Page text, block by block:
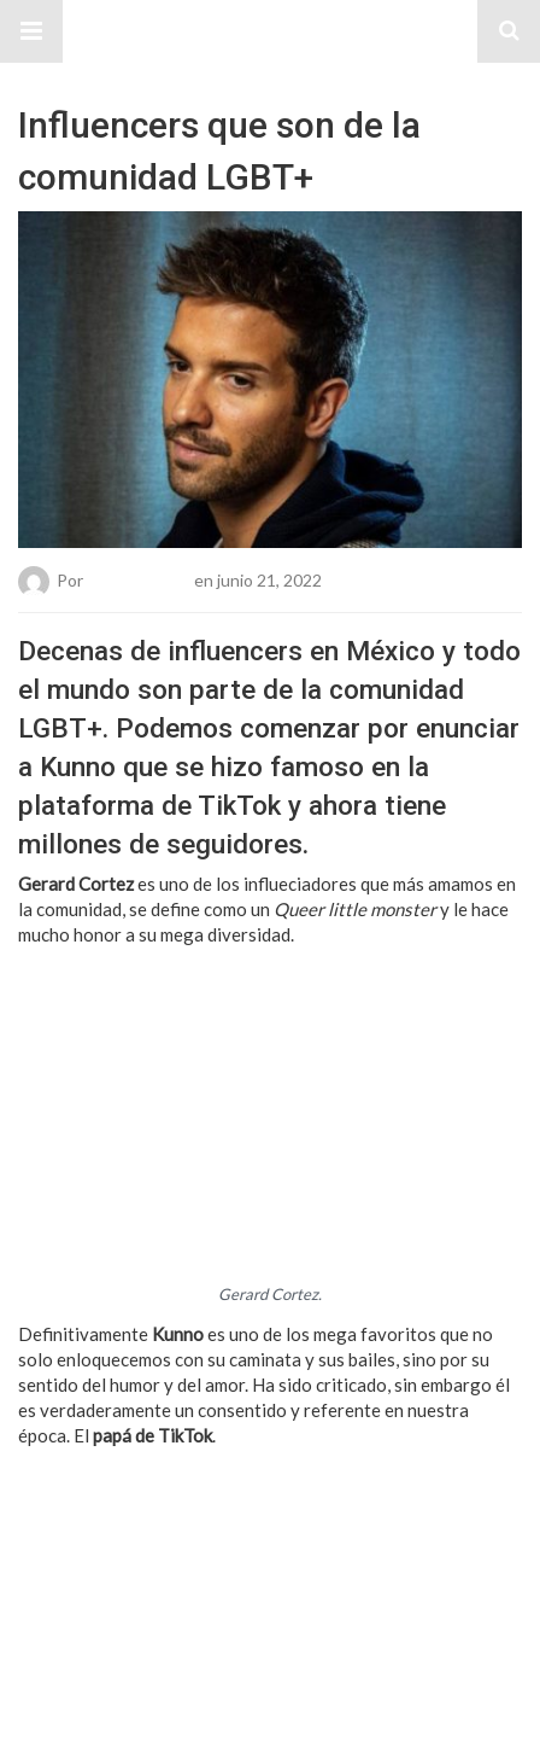
Influencers que son de la
comunidad LGBT+
Por en junio 21, 2022
Decenas de influencers en México y todo
el mundo son parte de la comunidad
LGBT+. Podemos comenzar por enunciar
a Kunno que se hizo famoso en la
plataforma de TikTok y ahora tiene
millones de seguidores.
Gerard Cortezes uno de los influeciadores que más amamos en
la comunidad, se define como un Queer little monstery le hace
mucho honor a su mega diversidad.
Gerard Cortez.
Definitivamente Kunnoes uno de los mega favoritos que no
solo enloquecemos con su caminata y sus bailes, sino por su
sentido del humor y del amor. Ha sido criticado, sin embargo él
es verdaderamente un consentido y referente en nuestra
época. El papá de TikTok.